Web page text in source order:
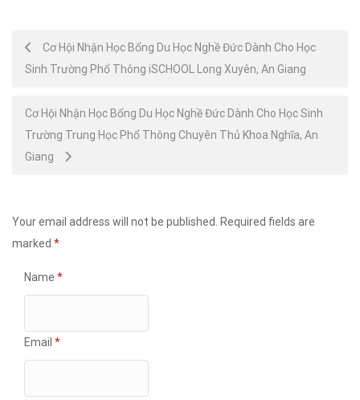
Post
navigation
Cơ Hội Nhận Học Bổng Du Học Nghề Đức Dành Cho Học
Sinh Trường Phổ Thông iSCHOOL Long Xuyên, An Giang
Cơ Hội Nhận Học Bổng Du Học Nghề Đức Dành Cho Học Sinh
Trường Trung Học Phổ Thông Chuyên Thủ Khoa Nghĩa, An
Giang
Your email address will not be published.
Required fields are
marked *
Name *
Email *